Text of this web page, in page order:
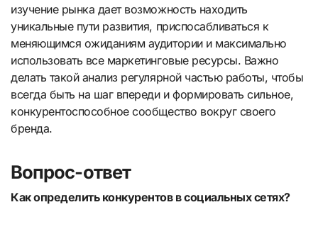
изучение рынка дает возможность находить
уникальные пути развития, приспосабливаться к
меняющимся ожиданиям аудитории и максимально
использовать все маркетинговые ресурсы. Важно
делать такой анализ регулярной частью работы, чтобы
всегда быть на шаг впереди и формировать сильное,
конкурентоспособное сообщество вокруг своего
бренда.
Вопрос-ответ
Как определить конкурентов в социальных сетях?